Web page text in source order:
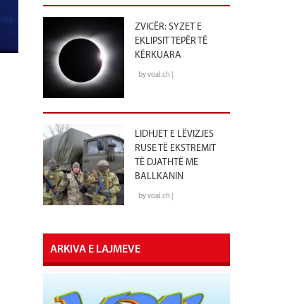
ZVICËR: SYZET E
EKLIPSIT TEPËR TË
KËRKUARA
by voal.ch |
LIDHJET E LËVIZJES
RUSE TË EKSTREMIT
TË DJATHTË ME
BALLKANIN
by voal.ch |
ARKIVA E LAJMEVE